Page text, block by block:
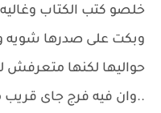
خلصو كتب الكتاب
وبكت على صدرها شويه
حواليها لكنها
..وان فيه فرج جاى